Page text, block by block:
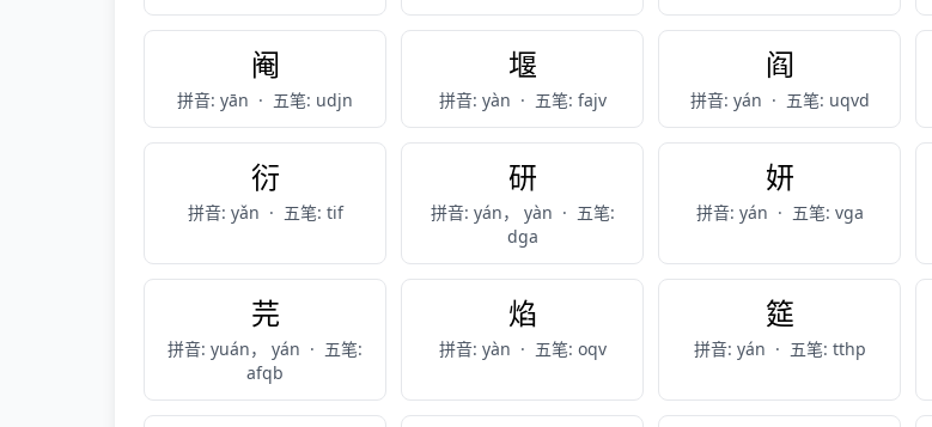
阉
拼音: yān · 五笔: udjn
堰
拼音: yàn · 五笔: fajv
阎
拼音: yán · 五笔: uqvd
衍
拼音: yǎn · 五笔: tif
研
拼音: yán， yàn · 五笔:
dga
妍
拼音: yán · 五笔: vga
芫
拼音: yuán， yán · 五笔:
afqb
焰
拼音: yàn · 五笔: oqv
筵
拼音: yán · 五笔: tthp